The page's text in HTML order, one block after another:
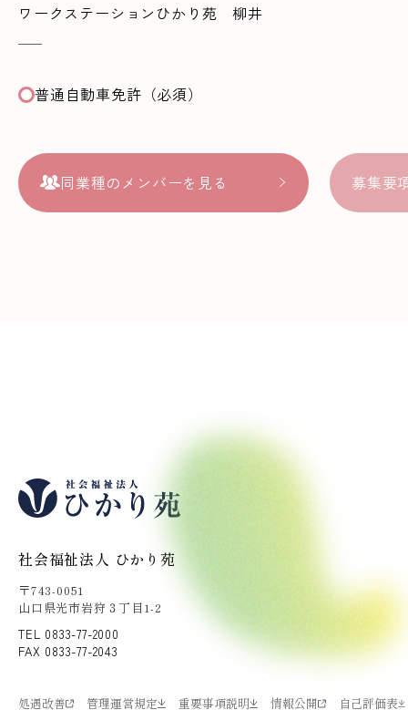
ワークステーションひかり苑 柳井
普通自動車免許（必須）
同業種のメンバーを見る 募集要
社会福祉法人 ひかり苑
〒743-0051
山口県光市岩狩３丁目1-2
TEL 0833-77-2000
FAX 0833-77-2043
処遇改善 管理運営規定 重要事項説明 情報公開 自己評価表